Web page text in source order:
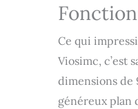
Ce qui
Viosimc, c’est
dimensions de
généreux plan